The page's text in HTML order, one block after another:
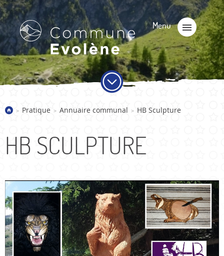
> Pratique > Annuaire communal > HB Sculpture
HB SCULPTURE